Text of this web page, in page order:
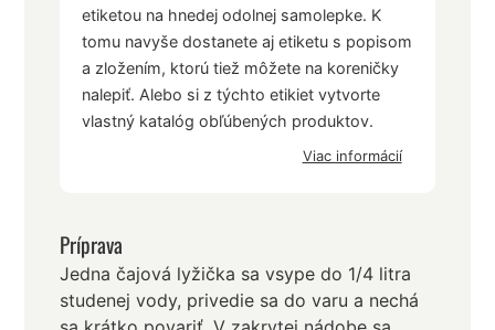
etiketou na hnedej odolnej samolepke. K
tomu navyše dostanete aj etiketu s popisom
a zložením, ktorú tiež môžete na koreničky
nalepiť. Alebo si z týchto etikiet vytvorte
vlastný katalóg obľúbených produktov.
Viac informácií
Príprava
Jedna čajová lyžička sa vsype do 1/4 litra
studenej vody, privedie sa do varu a nechá